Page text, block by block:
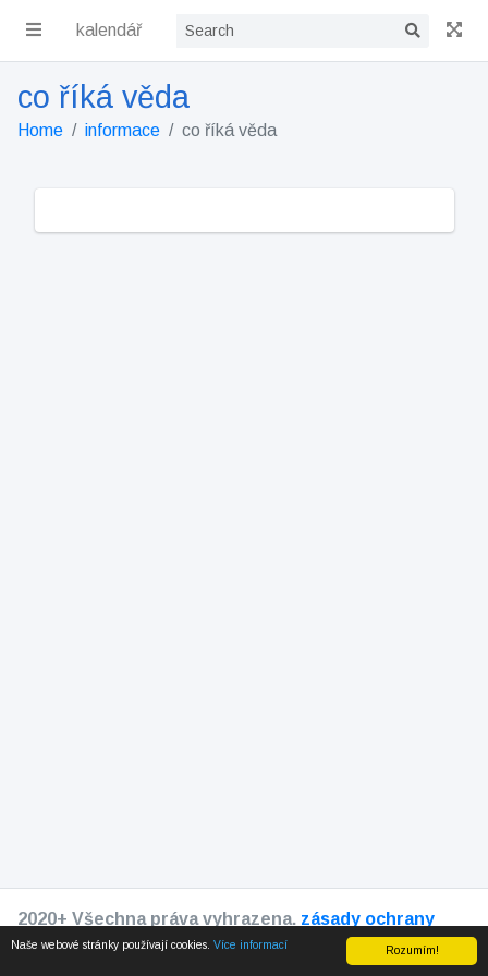
Rozumím!
Naše webové stránky používají cookies. Více informací
kalendář
co říká věda
Home informace co říká věda
2020+ Všechna práva vyhrazena. zásady ochrany
osobních údajů